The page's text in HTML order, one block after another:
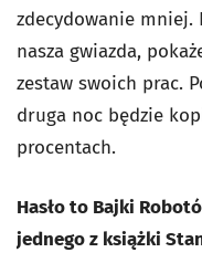
zdecydowanie mniej.
nasza gwiazda,
zestaw swoich prac.
druga noc będzie
procentach.
Hasło to Bajki
jednego z książki